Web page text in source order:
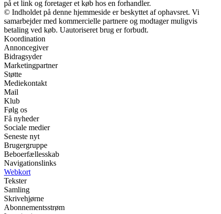
på et link og foretager et køb hos en forhandler.
© Indholdet på denne hjemmeside er beskyttet af ophavsret. Vi
samarbejder med kommercielle partnere og modtager muligvis
betaling ved køb. Uautoriseret brug er forbudt.
Koordination
Annoncegiver
Bidragsyder
Marketingpartner
Støtte
Mediekontakt
Mail
Klub
Følg os
Få nyheder
Sociale medier
Seneste nyt
Brugergruppe
Beboerfællesskab
Navigationslinks
Webkort
Tekster
Samling
Skrivehjørne
Abonnementsstrøm